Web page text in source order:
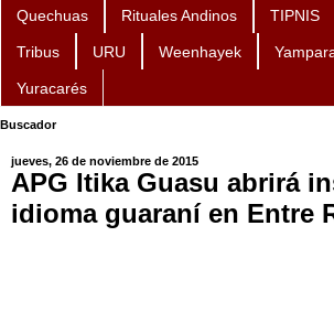
Quechuas Rituales Andinos TIPNIS
Tribus URU Weenhayek
Yuracarés
Buscador
jueves, 26 de noviembre de 2015
APG Itika Guasu abrirá
idioma guaraní en Entre